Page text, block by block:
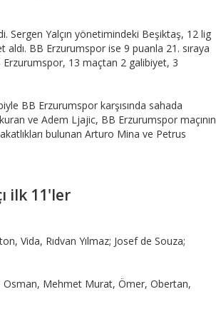
Sergen Yalçın yönetimindeki Beşiktaş, 12 lig
BB Erzurumspor ise 9 puanla 21. sıraya
Erzurumspor, 13 maçtan 2 galibiyet, 3
BB Erzurumspor karşısında sahada
ve Adem Ljajic, BB Erzurumspor maçının
bulunan Arturo Mina ve Petrus
ilk 11'ler
Vida, Rıdvan Yılmaz; Josef de Souza;
Osman, Mehmet Murat, Ömer, Obertan,